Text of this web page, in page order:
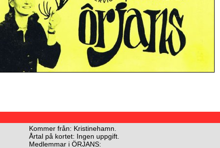
Kommer från: Kristinehamn.
Årtal på kortet: Ingen uppgift.
Medlemmar i ÖRJANS: